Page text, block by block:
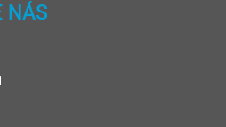
NÁS